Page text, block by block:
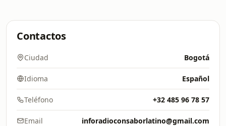
Contactos
Ciudad Bogotá
Idioma Español
Teléfono +32 485 96 78 57
Email inforadioconsaborlatino@gmail.com